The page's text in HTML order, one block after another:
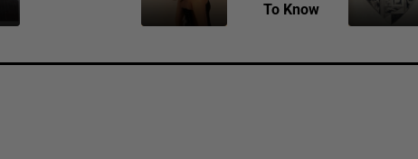
To Know